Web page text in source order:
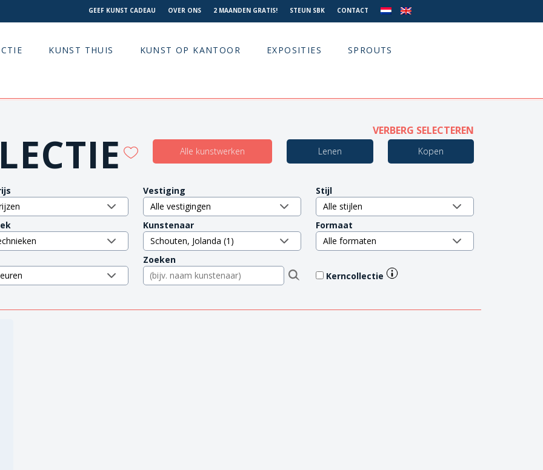
GEEF KUNST CADEAU OVER ONS 2 MAANDEN GRATIS! STEUN SBK CONTACT
KUNST THUIS KUNST OP KANTOOR EXPOSITIES SPROUTS
VERBERG SELECTEREN
Alle kunstwerken Lenen Kopen
Vestiging Stijl
Kunstenaar Formaat
Zoeken
Kerncollectie